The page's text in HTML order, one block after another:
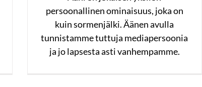
persoonallinen ominaisuus, joka on
kuin sormenjälki. Äänen avulla
tunnistamme tuttuja mediapersoonia
ja jo lapsesta asti vanhempamme.